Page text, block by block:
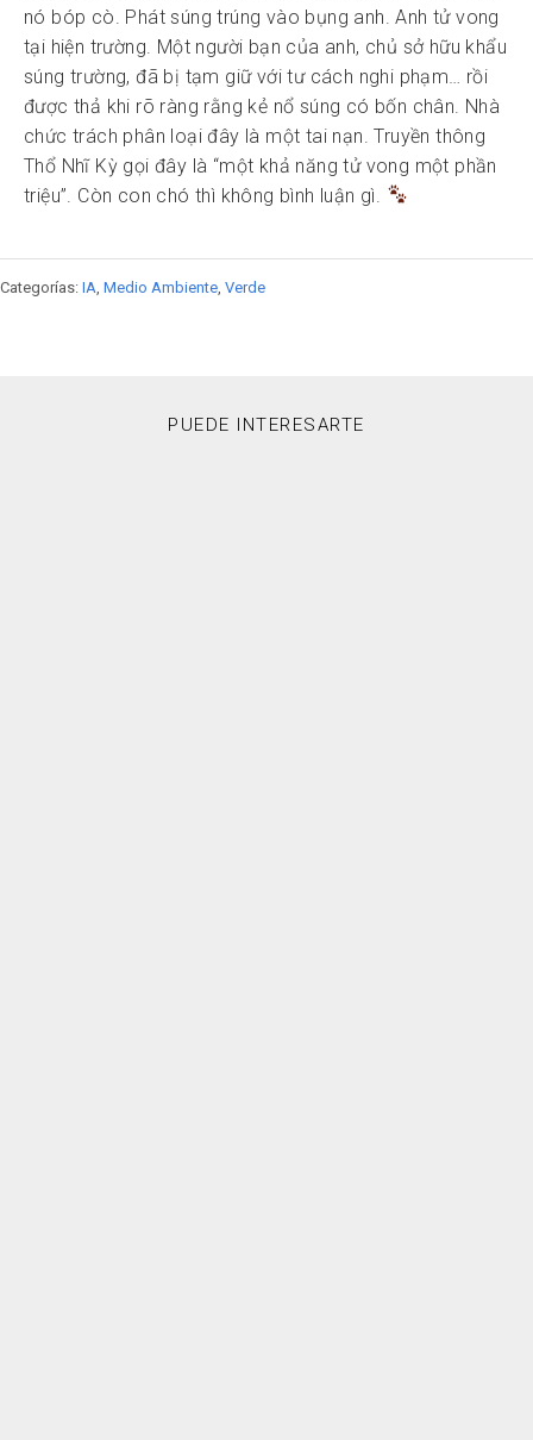
nó bóp cò. Phát súng trúng vào bụng anh. Anh tử vong
tại hiện trường. Một người bạn của anh, chủ sở hữu khẩu
súng trường, đã bị tạm giữ với tư cách nghi phạm… rồi
được thả khi rõ ràng rằng kẻ nổ súng có bốn chân. Nhà
chức trách phân loại đây là một tai nạn. Truyền thông
Thổ Nhĩ Kỳ gọi đây là “một khả năng tử vong một phần
triệu”. Còn con chó thì không bình luận gì.
Categorías: IA Medio Ambiente Verde
PUEDE INTERESARTE